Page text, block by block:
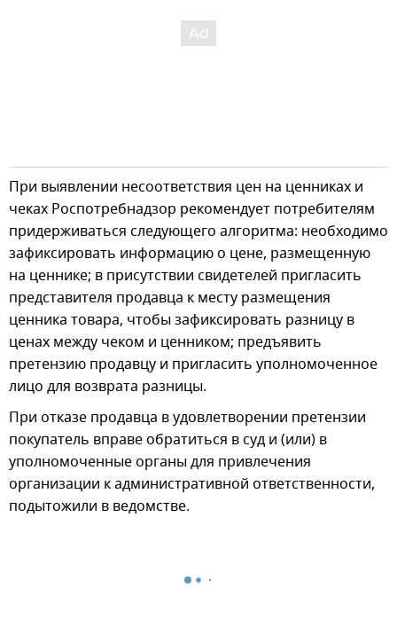
При выявлении несоответствия цен на ценниках и
чеках Роспотребнадзор рекомендует потребителям
придерживаться следующего алгоритма: необходимо
зафиксировать информацию о цене, размещенную
на ценнике; в присутствии свидетелей пригласить
представителя продавца к месту размещения
ценника товара, чтобы зафиксировать разницу в
ценах между чеком и ценником; предъявить
претензию продавцу и пригласить уполномоченное
лицо для возврата разницы.
При отказе продавца в удовлетворении претензии
покупатель вправе обратиться в суд и (или) в
уполномоченные органы для привлечения
организации к административной ответственности,
подытожили в ведомстве.